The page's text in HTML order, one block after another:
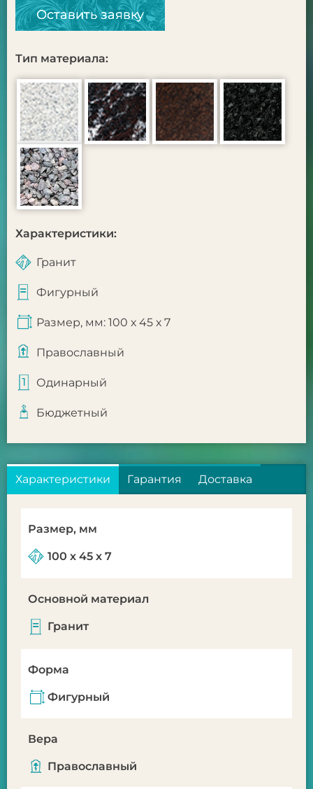
Оставить заявку
Тип материала:
Характеристики:
Гранит
Фигурный
Размер, мм: 100 х 45 х 7
Православный
Одинарный
Бюджетный
Характеристики Гарантия Доставка
Размер, мм
100 х 45 х 7
Основной материал
Гранит
Форма
Фигурный
Вера
Православный